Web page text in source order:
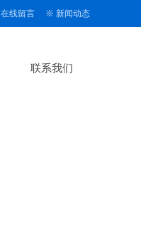
在线留言 ※ 新闻动态
联系我们